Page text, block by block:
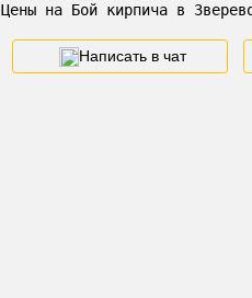
Цены на Бой кирпича в
Написать в чат